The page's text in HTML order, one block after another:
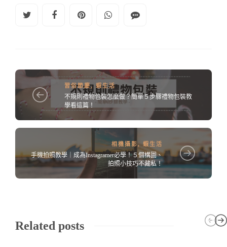
習俗節慶, 蝦生活
不規則禮物包裝怎麼做？簡單５步驟禮物包裝教
學看這篇！
相機攝影,蝦生活
手機拍照教學｜成為Instagramer必學！５個構圖、
拍照小技巧不藏私！
Related posts